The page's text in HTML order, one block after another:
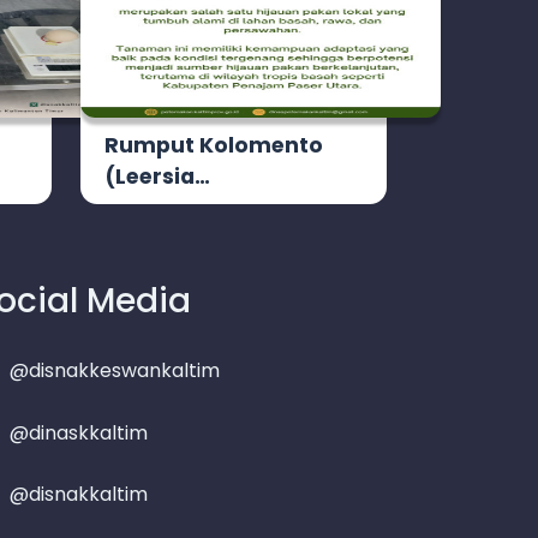
Rumput Kolomento
(Leersia…
Media
@disnakkeswankaltim
@dinaskkaltim
@disnakkaltim